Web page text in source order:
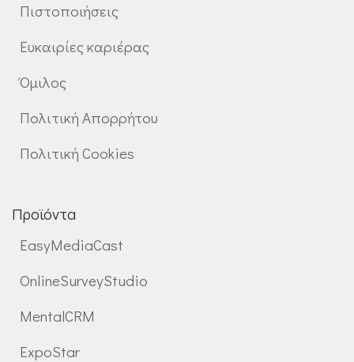
Πιστοποιήσεις
Ευκαιρίες καριέρας
Όμιλος
Πολιτική Απορρήτου
Πολιτική Cookies
Προϊόντα
EasyMediaCast
OnlineSurveyStudio
MentalCRM
ExpoStar